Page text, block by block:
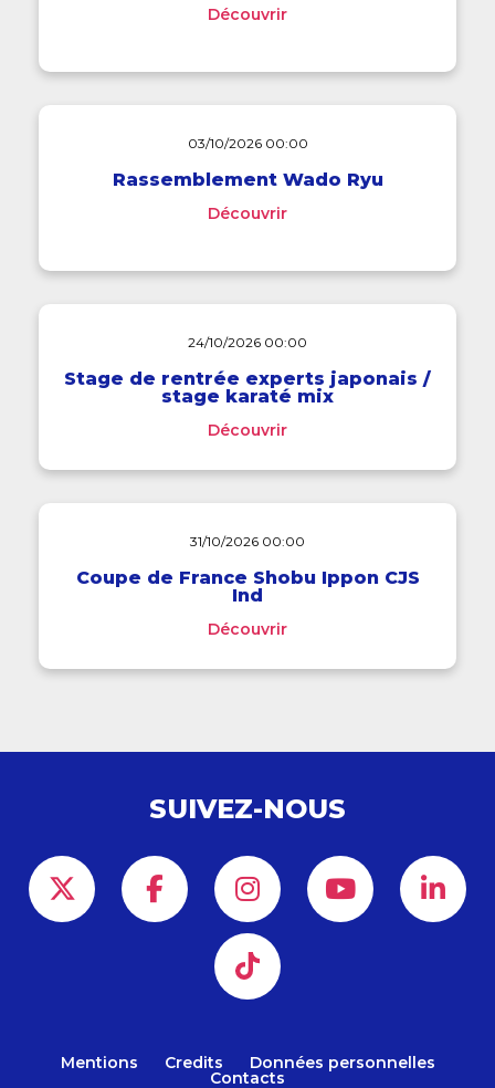
Découvrir
03/10/2026 00:00
Rassemblement Wado Ryu
Découvrir
24/10/2026 00:00
Stage de rentrée experts japonais /
stage karaté mix
Découvrir
31/10/2026 00:00
Coupe de France Shobu Ippon CJS
Ind
Découvrir
SUIVEZ-NOUS
Mentions Credits Données personnelles
Contacts